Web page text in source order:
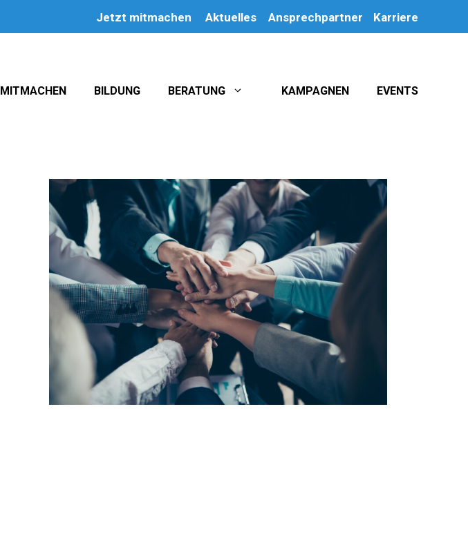
Jetzt mitmachen Aktuelles Ansprechpartner Karriere
MITMACHEN BILDUNG BERATUNG KAMPAGNEN EVENTS